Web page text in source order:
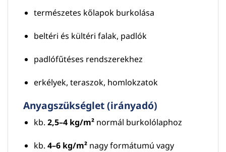
természetes kőlapok burkolása
beltéri és kültéri falak, padlók
padlófűtéses rendszerekhez
erkélyek, teraszok, homlokzatok
Anyagszükséglet (irányadó)
kb. 2,5–4 kg/m²normál burkolólaphoz
kb. 4–6 kg/m²nagy formátumú vagy